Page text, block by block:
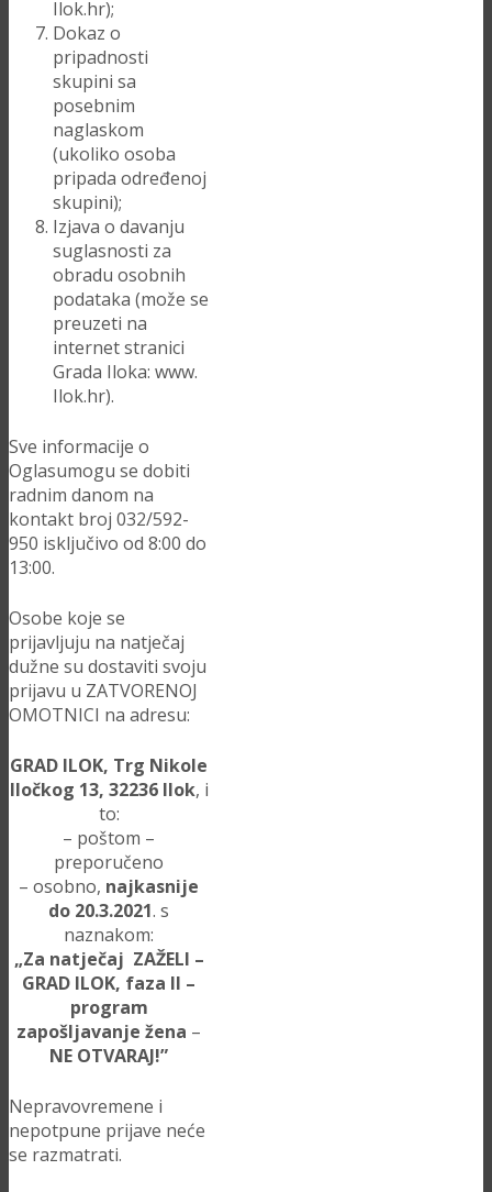
Ilok.hr);
Dokaz o
pripadnosti
skupini sa
posebnim
naglaskom
(ukoliko osoba
pripada određenoj
skupini);
Izjava o davanju
suglasnosti za
obradu osobnih
podataka (može se
preuzeti na
internet stranici
Grada Iloka: www.
Ilok.hr).
Sve informacije o
Oglasumogu se dobiti
radnim danom na
kontakt broj 032/592-
950 isključivo od 8:00 do
13:00.
Osobe koje se
prijavljuju na natječaj
dužne su dostaviti svoju
prijavu u ZATVORENOJ
OMOTNICI na adresu:
GRAD ILOK, Trg Nikole
Iločkog 13, 32236 Ilok, i
to:
– poštom –
preporučeno
– osobno, najkasnije
do 20.3.2021. s
naznakom:
„Za natječaj ZAŽELI –
GRAD ILOK, faza II –
program
zapošljavanje žena –
NE OTVARAJ!”
Nepravovremene i
nepotpune prijave neće
se razmatrati.